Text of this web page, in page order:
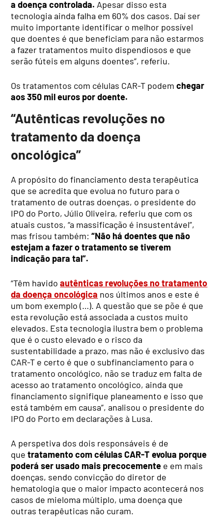
a doença controlada. Apesar disso esta
tecnologia ainda falha em 60% dos casos. Daí ser
muito importante identificar o melhor possível
que doentes é que beneficiam para não estarmos
a fazer tratamentos muito dispendiosos e que
serão fúteis em alguns doentes”, referiu.
Os tratamentos com células CAR-T podemchegar
aos 350 mil euros por doente.
“Autênticas revoluções no
tratamento da doença
oncológica”
A propósito do financiamento desta terapêutica
que se acredita que evolua no futuro para o
tratamento de outras doenças, o presidente do
IPO do Porto, Júlio Oliveira, referiu que com os
atuais custos, “a massificação é insustentável”,
mas frisou também:“Não há doentes que não
estejam a fazer o tratamento se tiverem
indicação para tal”.
“Têm havidoautênticas revoluções no tratamento
da doença oncológica nos últimos anos e este é
um bom exemplo (…). A questão que se põe é que
esta revolução está associada a custos muito
elevados. Esta tecnologia ilustra bem o problema
que é o custo elevado e o risco da
sustentabilidade a prazo, mas não é exclusivo das
CAR-T e certo é que o subfinanciamento para o
tratamento oncológico, não se traduz em falta de
acesso ao tratamento oncológico, ainda que
financiamento signifique planeamento e isso que
está também em causa”, analisou o presidente do
IPO do Porto em declarações à Lusa.
A perspetiva dos dois responsáveis é de
que tratamento com células CAR-T evolua porque
poderá ser usado mais precocemente e em mais
doenças, sendo convicção do diretor de
hematologia que o maior impacto acontecerá nos
casos de mieloma múltiplo, uma doença que
outras terapêuticas não curam.